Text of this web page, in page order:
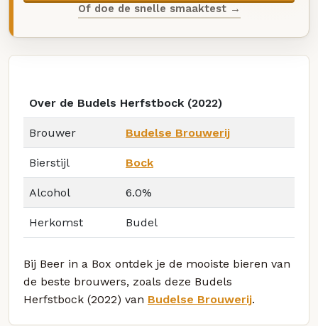
Of doe de snelle smaaktest →
Over de Budels Herfstbock (2022)
Brouwer Budelse Brouwerij
Bierstijl Bock
Alcohol 6.0%
Herkomst Budel
Bij Beer in a Box ontdek je de mooiste bieren van
de beste brouwers, zoals deze Budels
Herfstbock (2022) van Budelse Brouwerij.